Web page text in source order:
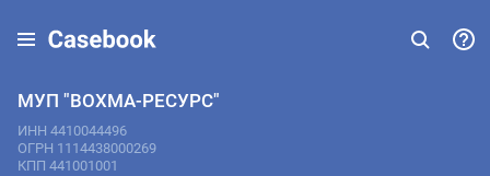
МУП "ВОХМА-РЕСУРС"
ИНН 4410044496
ОГРН 1114438000269
КПП 441001001